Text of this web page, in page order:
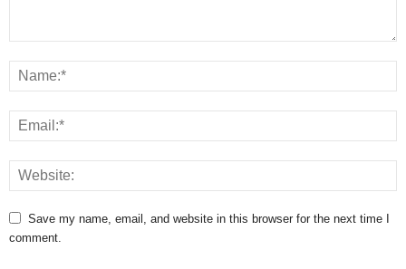
Save my name, email, and website in this browser for the next time I
comment.